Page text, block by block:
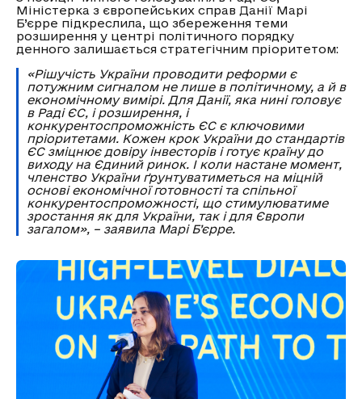
Міністерка з європейських справ Данії Марі
Б’єрре підкреслила, що збереження теми
розширення у центрі політичного порядку
денного залишається стратегічним пріоритетом:
«Рішучість України проводити реформи є
потужним сигналом не лише в політичному, а й в
економічному вимірі. Для Данії, яка нині головує
в Раді ЄС, і розширення, і
конкурентоспроможність ЄС є ключовими
пріоритетами. Кожен крок України до стандартів
ЄС зміцнює довіру інвесторів і готує країну до
виходу на Єдиний ринок. І коли настане момент,
членство України ґрунтуватиметься на міцній
основі економічної готовності та спільної
конкурентоспроможності, що стимулюватиме
зростання як для України, так і для Європи
загалом», – заявила Марі Б’єрре.